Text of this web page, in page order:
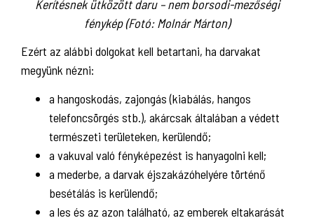
Kerítésnek ütközött daru – nem borsodi-mezőségi
fénykép (Fotó: Molnár Márton)
Ezért az alábbi dolgokat kell betartani, ha darvakat
megyünk nézni:
a hangoskodás, zajongás (kiabálás, hangos
telefoncsörgés stb.), akárcsak általában a védett
természeti területeken, kerülendő;
a vakuval való fényképezést is hanyagolni kell;
a mederbe, a darvak éjszakázóhelyére történő
besétálás is kerülendő;
a les és az azon található, az emberek eltakarását